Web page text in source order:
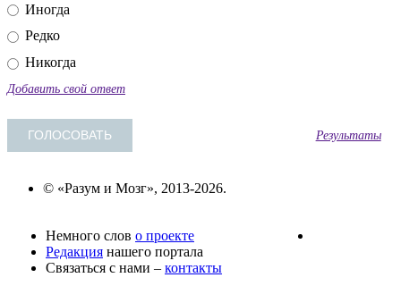
Иногда
Редко
Никогда
Добавить свой ответ
Результаты
© «Разум и Мозг», 2013-2026.
Немного слов о проекте
Редакция нашего портала
Связаться с нами – контакты